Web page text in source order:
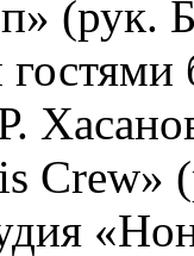
(рук.
Crew»